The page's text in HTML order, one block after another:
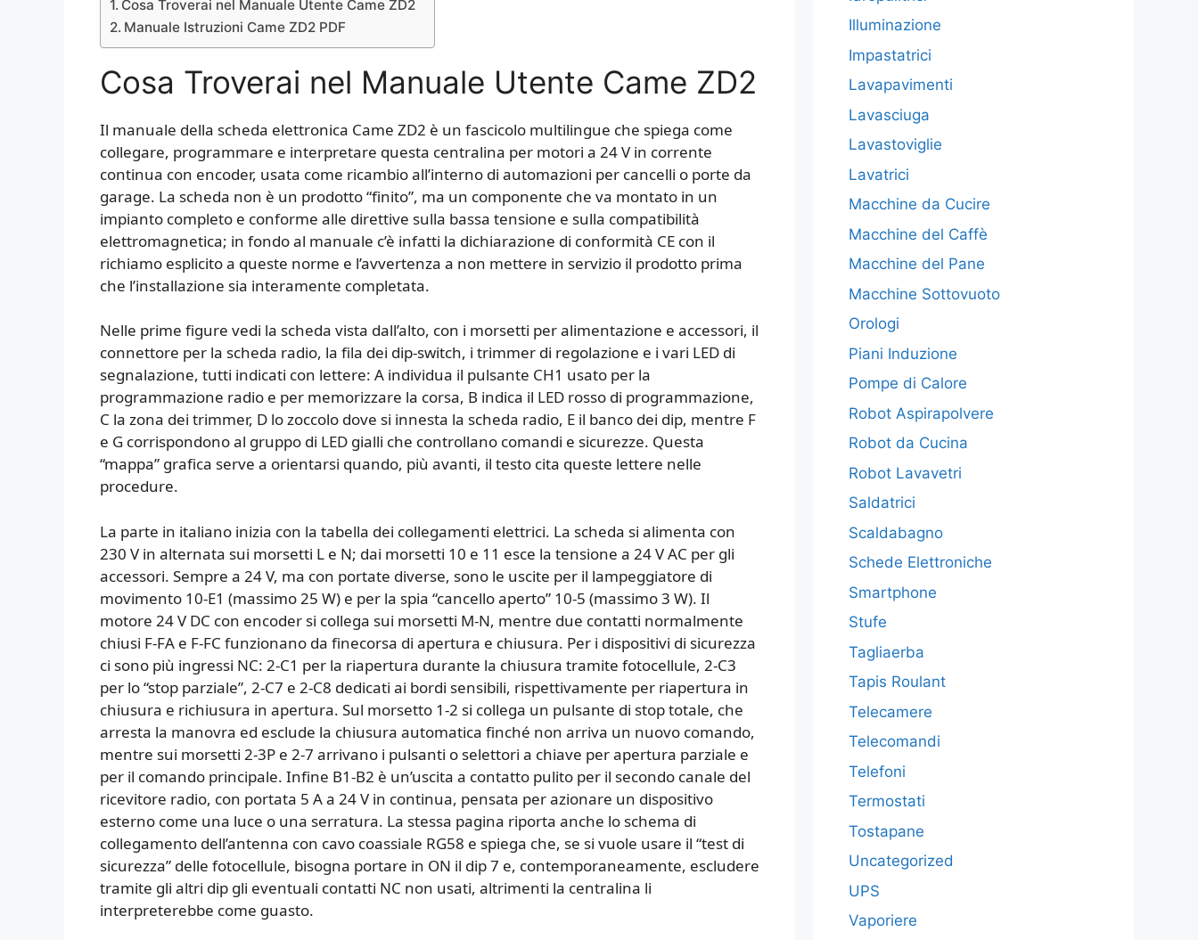
Cosa Troverai nel Manuale Utente Came ZD2
Manuale Istruzioni Came ZD2 PDF
Cosa Troverai nel Manuale Utente Came ZD2
Il manuale della scheda elettronica Came ZD2 è un fascicolo multilingue che spiega come
collegare, programmare e interpretare questa centralina per motori a 24 V in corrente
continua con encoder, usata come ricambio all’interno di automazioni per cancelli o porte da
garage. La scheda non è un prodotto “finito”, ma un componente che va montato in un
impianto completo e conforme alle direttive sulla bassa tensione e sulla compatibilità
elettromagnetica; in fondo al manuale c’è infatti la dichiarazione di conformità CE con il
richiamo esplicito a queste norme e l’avvertenza a non mettere in servizio il prodotto prima
che l’installazione sia interamente completata.
Nelle prime figure vedi la scheda vista dall’alto, con i morsetti per alimentazione e accessori, il
connettore per la scheda radio, la fila dei dip-switch, i trimmer di regolazione e i vari LED di
segnalazione, tutti indicati con lettere: A individua il pulsante CH1 usato per la
programmazione radio e per memorizzare la corsa, B indica il LED rosso di programmazione,
C la zona dei trimmer, D lo zoccolo dove si innesta la scheda radio, E il banco dei dip, mentre F
e G corrispondono al gruppo di LED gialli che controllano comandi e sicurezze. Questa
“mappa” grafica serve a orientarsi quando, più avanti, il testo cita queste lettere nelle
procedure.
La parte in italiano inizia con la tabella dei collegamenti elettrici. La scheda si alimenta con
230 V in alternata sui morsetti L e N; dai morsetti 10 e 11 esce la tensione a 24 V AC per gli
accessori. Sempre a 24 V, ma con portate diverse, sono le uscite per il lampeggiatore di
movimento 10-E1 (massimo 25 W) e per la spia “cancello aperto” 10-5 (massimo 3 W). Il
motore 24 V DC con encoder si collega sui morsetti M-N, mentre due contatti normalmente
chiusi F-FA e F-FC funzionano da finecorsa di apertura e chiusura. Per i dispositivi di sicurezza
ci sono più ingressi NC: 2-C1 per la riapertura durante la chiusura tramite fotocellule, 2-C3
per lo “stop parziale”, 2-C7 e 2-C8 dedicati ai bordi sensibili, rispettivamente per riapertura in
chiusura e richiusura in apertura. Sul morsetto 1-2 si collega un pulsante di stop totale, che
arresta la manovra ed esclude la chiusura automatica finché non arriva un nuovo comando,
mentre sui morsetti 2-3P e 2-7 arrivano i pulsanti o selettori a chiave per apertura parziale e
per il comando principale. Infine B1-B2 è un’uscita a contatto pulito per il secondo canale del
ricevitore radio, con portata 5 A a 24 V in continua, pensata per azionare un dispositivo
esterno come una luce o una serratura. La stessa pagina riporta anche lo schema di
collegamento dell’antenna con cavo coassiale RG58 e spiega che, se si vuole usare il “test di
sicurezza” delle fotocellule, bisogna portare in ON il dip 7 e, contemporaneamente, escludere
tramite gli altri dip gli eventuali contatti NC non usati, altrimenti la centralina li
interpreterebbe come guasto.
Illuminazione
Impastatrici
Lavapavimenti
Lavasciuga
Lavastoviglie
Lavatrici
Macchine da Cucire
Macchine del Caffè
Macchine del Pane
Macchine Sottovuoto
Orologi
Piani Induzione
Pompe di Calore
Robot Aspirapolvere
Robot da Cucina
Robot Lavavetri
Saldatrici
Scaldabagno
Schede Elettroniche
Smartphone
Stufe
Tagliaerba
Tapis Roulant
Telecamere
Telecomandi
Telefoni
Termostati
Tostapane
Uncategorized
UPS
Vaporiere